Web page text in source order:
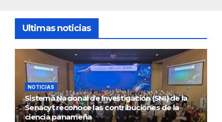
Ultimas noticias
NOTICIAS
Sistema Nacional de Investigación (SNI) de la
Senacyt reconoce las contribuciones de la
ciencia panameña